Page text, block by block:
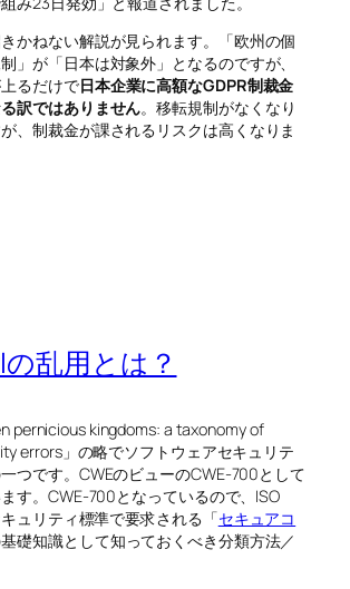
かねない解説が見られます。「欧州の個
」が「日本は対象外」となるのですが、
るだけで日本企業に高額なGDPR制裁金
訳ではありません。移転規制がなくなり
、制裁金が課されるリスクは高くなりま
の乱用とは？
pernicious kingdoms: a taxonomy of
errors」の略でソフトウェアセキュリテ
つです。CWEのビューのCWE-700として
す。CWE-700となっているので、ISO
ュリティ標準で要求される「セキュアコ
礎知識として知っておくべき分類方法／